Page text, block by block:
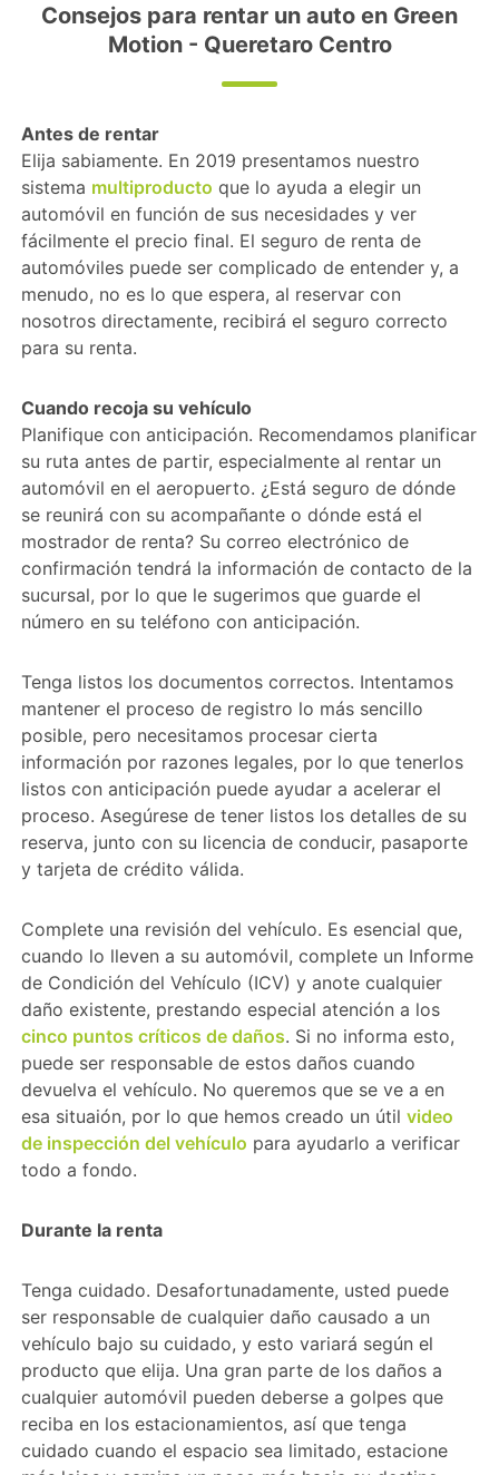
Consejos para rentar un auto en Green
Motion - Queretaro Centro
Antes de rentar
Elija sabiamente. En 2019 presentamos nuestro
sistema multiproducto que lo ayuda a elegir un
automóvil en función de sus necesidades y ver
fácilmente el precio final. El seguro de renta de
automóviles puede ser complicado de entender y, a
menudo, no es lo que espera, al reservar con
nosotros directamente, recibirá el seguro correcto
para su renta.
Cuando recoja su vehículo
Planifique con anticipación. Recomendamos planificar
su ruta antes de partir, especialmente al rentar un
automóvil en el aeropuerto. ¿Está seguro de dónde
se reunirá con su acompañante o dónde está el
mostrador de renta? Su correo electrónico de
confirmación tendrá la información de contacto de la
sucursal, por lo que le sugerimos que guarde el
número en su teléfono con anticipación.
Tenga listos los documentos correctos. Intentamos
mantener el proceso de registro lo más sencillo
posible, pero necesitamos procesar cierta
información por razones legales, por lo que tenerlos
listos con anticipación puede ayudar a acelerar el
proceso. Asegúrese de tener listos los detalles de su
reserva, junto con su licencia de conducir, pasaporte
y tarjeta de crédito válida.
Complete una revisión del vehículo. Es esencial que,
cuando lo lleven a su automóvil, complete un Informe
de Condición del Vehículo (ICV) y anote cualquier
daño existente, prestando especial atención a los
cinco puntos críticos de daños. Si no informa esto,
puede ser responsable de estos daños cuando
devuelva el vehículo. No queremos que se ve a en
esa situaión, por lo que hemos creado un útil video
de inspección del vehículo para ayudarlo a verificar
todo a fondo.
Durante la renta
Tenga cuidado. Desafortunadamente, usted puede
ser responsable de cualquier daño causado a un
vehículo bajo su cuidado, y esto variará según el
producto que elija. Una gran parte de los daños a
cualquier automóvil pueden deberse a golpes que
reciba en los estacionamientos, así que tenga
cuidado cuando el espacio sea limitado, estacione